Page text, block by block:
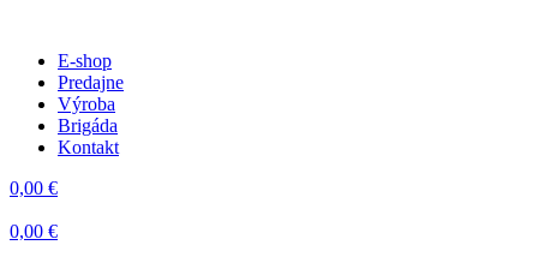
E-shop
Predajne
Výroba
Brigáda
Kontakt
0,00 €
0,00 €